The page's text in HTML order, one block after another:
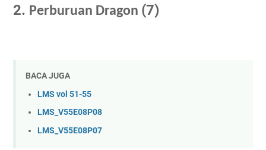
2. Perburuan Dragon (7)
BACA JUGA
LMS vol 51-55
LMS_V55E08P08
LMS_V55E08P07